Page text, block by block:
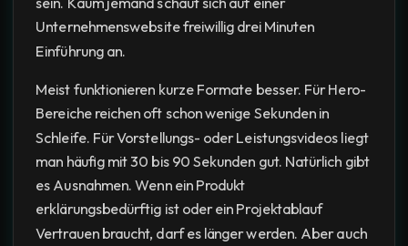
Unternehmenswebsite freiwillig drei Minuten
Einführung an.
Meist funktionieren kurze Formate besser. Für Hero-
Bereiche reichen oft schon wenige Sekunden in
Schleife. Für Vorstellungs- oder Leistungsvideos liegt
man häufig mit 30 bis 90 Sekunden gut. Natürlich gibt
es Ausnahmen. Wenn ein Produkt
erklärungsbedürftig ist oder ein Projektablauf
Vertrauen braucht, darf es länger werden. Aber auch